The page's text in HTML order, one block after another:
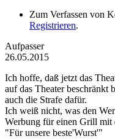
Zum Verfassen von
Registrieren.
Aufpasser
26.05.2015
Ich hoffe, daß jetzt das
auf das Theater
auch die Strafe dafür.
Ich weiß nicht, was den
Werbung für einen Grill mit
"Für unsere beste'Wurst'"